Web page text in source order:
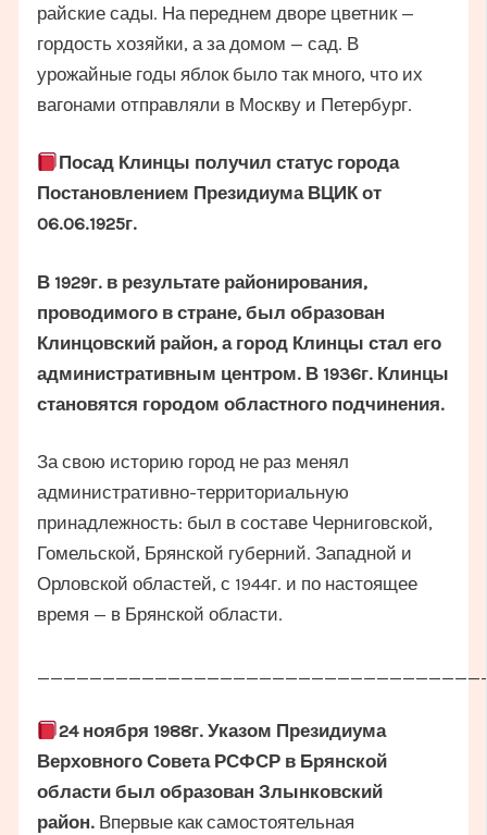
райские сады. На переднем дворе цветник —
гордость хозяйки, а за домом — сад. В
урожайные годы яблок было так много, что их
вагонами отправляли в Москву и Петербург.
Посад Клинцы получил статус города
Постановлением Президиума ВЦИК от
06.06.1925г.
В 1929г. в результате районирования,
проводимого в стране, был образован
Клинцовский район, а город Клинцы стал его
административным центром. В 1936г. Клинцы
становятся городом областного подчинения.
За свою историю город не раз менял
административно-территориальную
принадлежность: был в составе Черниговской,
Гомельской, Брянской губерний. Западной и
Орловской областей, с 1944г. и по настоящее
время — в Брянской области.
24 ноября 1988г. Указом Президиума
Верховного Совета РСФСР в Брянской
области был образован Злынковский
район. Впервые как самостоятельная